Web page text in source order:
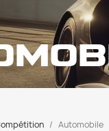
Automobile